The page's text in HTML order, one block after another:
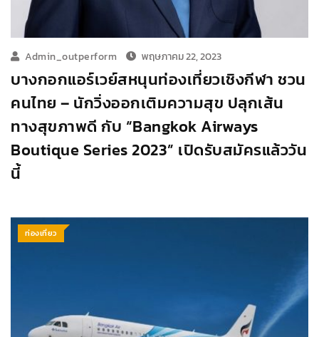
Admin_outperform พฤษภาคม 22, 2023
บางกอกแอร์เวย์สหนุนท่องเที่ยวเชิงกีฬา ชวน
คนไทย – นักวิ่งออกเติมความสุข ปลุกเส้น
ทางสุขภาพดี กับ “Bangkok Airways
Boutique Series 2023” เปิดรับสมัครแล้ววัน
นี้
ท่องเที่ยว